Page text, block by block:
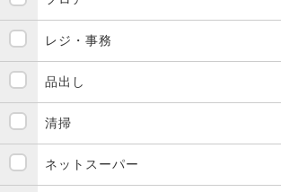
レジ・事務
品出し
清掃
ネットスーパー